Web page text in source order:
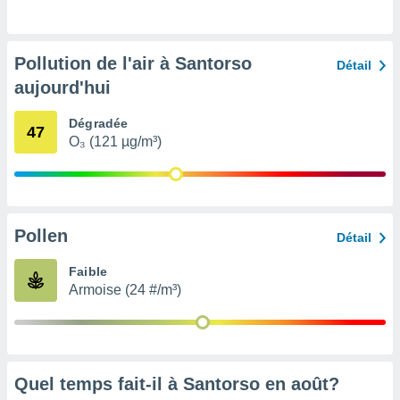
ou
de la
des
notre
Pollution de l'air à Santorso
aujourd'hui
Détail
47 Dégradée
O₃ (121 µg/m³)
Pollen Détail
Faible
Armoise (24 #/m³)
Quel temps fait-il à Santorso en août?